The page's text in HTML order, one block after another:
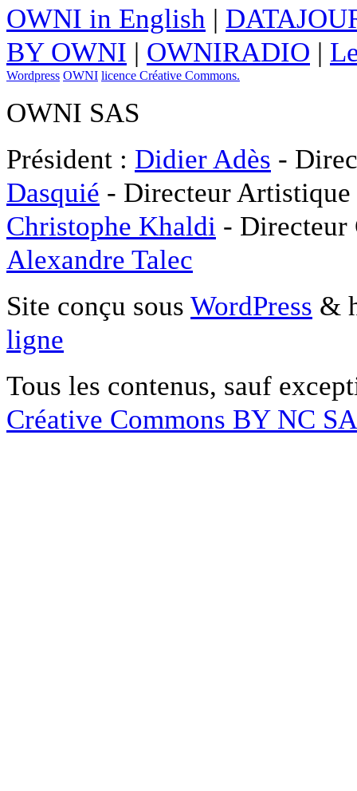
OWNI in English |
BY OWNI | OWNIRADIO |
Wordpress OWNI licence Créative Commons.
OWNI SAS
Président : Didier Adès -
Dasquié - Directeur
Christophe Khaldi -
Alexandre Talec
Site conçu sous WordPress &
ligne
Tous les contenus, sauf
Créative Commons BY NC SA